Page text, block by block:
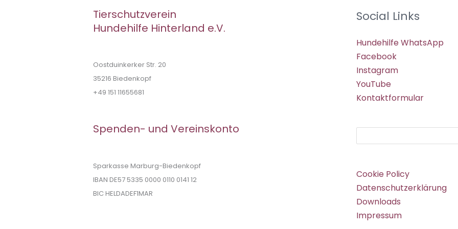
Tierschutzverein
Hundehilfe Hinterland e.V.
Oostduinkerker Str. 20
35216 Biedenkopf
+49 151 11655681
Spenden- und Vereinskonto
Sparkasse Marburg-Biedenkopf
IBAN DE57 5335 0000 0110 0141 12
BIC HELDADEF1MAR
Social Links
Hundehilfe WhatsApp
Facebook
Instagram
YouTube
Kontaktformular
Cookie Policy
Datenschutzerklärung
Downloads
Impressum